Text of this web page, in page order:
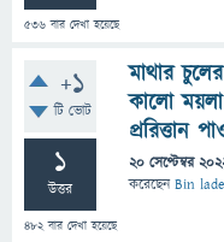
536 বার দেখা হয়েছে
+1
টি ভোট
1
উত্তর
482বার দেখা হয়েছে
মাথার
কালো
প্ররিত্তান
20 সেপ্টেম্বর
করেছেনBin